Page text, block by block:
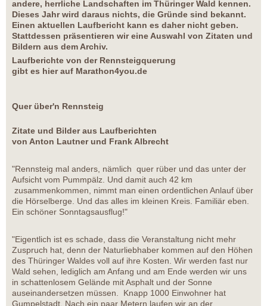
andere, herrliche Landschaften im Thüringer Wald kennen.
Dieses Jahr wird daraus nichts, die Gründe sind bekannt.
Einen aktuellen Laufbericht kann es daher nicht geben.
Stattdessen präsentieren wir eine Auswahl von Zitaten und
Bildern aus dem Archiv.
Laufberichte von der Rennsteigquerung
gibt es hier auf Marathon4you.de
Quer über'n Rennsteig
Zitate und Bilder aus Laufberichten
von Anton Lautner und Frank Albrecht
"Rennsteig mal anders, nämlich quer rüber und das unter der
Aufsicht vom Pummpälz. Und damit auch 42 km
zusammenkommen, nimmt man einen ordentlichen Anlauf über
die Hörselberge. Und das alles im kleinen Kreis. Familiär eben.
Ein schöner Sonntagsausflug!"
"Eigentlich ist es schade, dass die Veranstaltung nicht mehr
Zuspruch hat, denn der Naturliebhaber kommen auf den Höhen
des Thüringer Waldes voll auf ihre Kosten. Wir werden fast nur
Wald sehen, lediglich am Anfang und am Ende werden wir uns
in schattenlosem Gelände mit Asphalt und der Sonne
auseinandersetzen müssen. Knapp 1000 Einwohner hat
Gumpelstadt. Nach ein paar Metern laufen wir an der